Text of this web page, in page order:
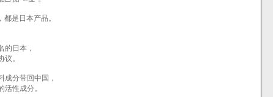
是日本产品。
的日本，
。
成分带回中国，
性成分。